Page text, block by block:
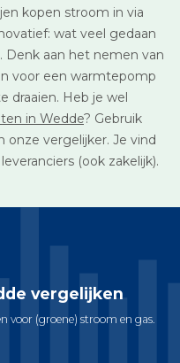
kopen stroom in via
wat veel gedaan
Denk aan het nemen van
voor een warmtepomp
draaien. Heb je wel
in Wedde? Gebruik
onze vergelijker. Je vind
(ook zakelijk).
vergelijken
voor (groene) stroom en gas.